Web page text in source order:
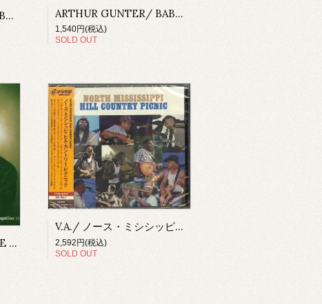
RUFUS THOMAS/ I’LL BE A GOOD BOY: SINGLES & RARITIES 1950-1962(CD-R) ARTHUR GUNTER/ BABY LET'S PLAY HOUSE(7"EP)
1,540円(税込)
SOLD OUT
ELMORE JAMES/ SLIDE MY BLUES(CD)
V.A./ ノース・ミシシッピ・ヒル・カントリー・ピクニック
2,592円(税込)
SOLD OUT